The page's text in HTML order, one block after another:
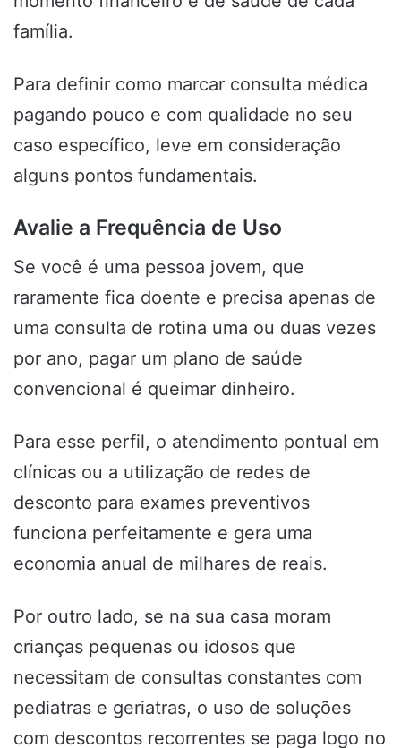
família.
Para definir como marcar consulta médica
pagando pouco e com qualidade no seu
caso específico, leve em consideração
alguns pontos fundamentais.
Avalie a Frequência de Uso
Se você é uma pessoa jovem, que
raramente fica doente e precisa apenas de
uma consulta de rotina uma ou duas vezes
por ano, pagar um plano de saúde
convencional é queimar dinheiro.
Para esse perfil, o atendimento pontual em
clínicas ou a utilização de redes de
desconto para exames preventivos
funciona perfeitamente e gera uma
economia anual de milhares de reais.
Por outro lado, se na sua casa moram
crianças pequenas ou idosos que
necessitam de consultas constantes com
pediatras e geriatras, o uso de soluções
com descontos recorrentes se paga logo no